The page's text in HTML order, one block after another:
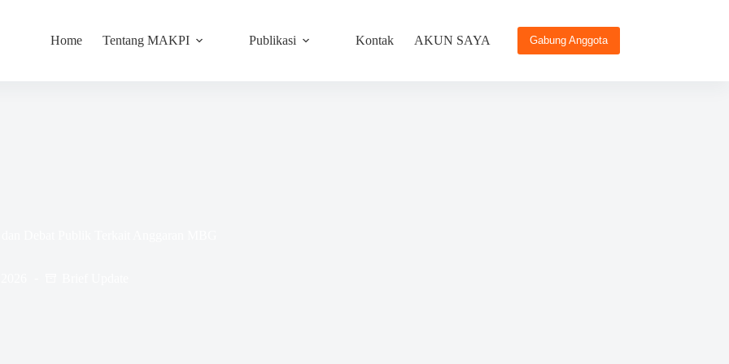
Home Tentang MAKPI Publikasi Kontak AKUN SAYA Gabung Anggota